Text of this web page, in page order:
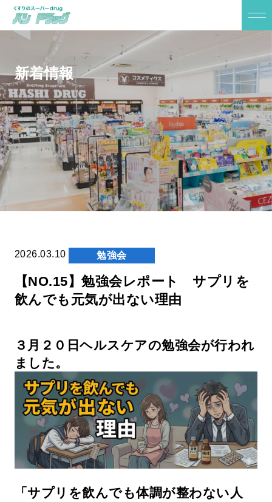
新着情報
2026.03.10 勉強会
【NO.15】勉強会レポート サプリを
飲んでも元気が出ない理由
３月２０日ヘルスケアの勉強会が行われ
ました。
「サプリを飲んでも体調が整わない人